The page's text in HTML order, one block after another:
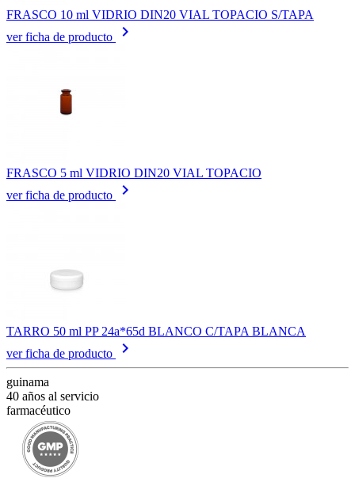
FRASCO 10 ml VIDRIO DIN20 VIAL TOPACIO S/TAPA
ver ficha de producto
keyboard_arrow_right
FRASCO 5 ml VIDRIO DIN20 VIAL TOPACIO
ver ficha de producto
keyboard_arrow_right
TARRO 50 ml PP 24a*65d BLANCO C/TAPA BLANCA
ver ficha de producto
keyboard_arrow_right
guinama
40 años al servicio
farmacéutico